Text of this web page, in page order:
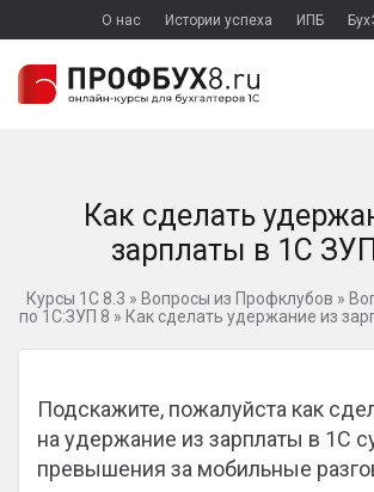
О нас Истории успеха ИПБ
Как сделать
зарплаты в 1С
Курсы 1С 8.3 » Вопросы из Профклубов »
по 1С:ЗУП 8 » Как сделать удержание из
Подскажите, пожалуйста как
на удержание из зарплаты в 1С
превышения за мобильные